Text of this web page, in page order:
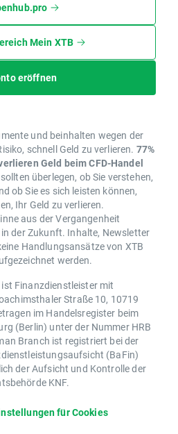
Mein XTB
eröffnen
und beinhalten wegen der
schnell Geld zu verlieren. 77%
Geld beim CFD-Handel
überlegen, ob Sie verstehen,
ob Sie es sich leisten können,
Ihr Geld zu verlieren.
aus der Vergangenheit
der Zukunft. Inhalte, Newsletter
Handlungsansätze von XTB
werden.
Finanzdienstleister mit
Straße 10, 10719
im Handelsregister beim
(Berlin) unter der Nummer HRB
Branch ist registriert bei der
(BaFin)
der Aufsicht und Kontrolle der
KNF.
für Cookies